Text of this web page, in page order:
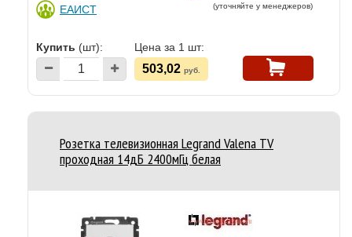
ЕАИСТ (уточняйте у менеджеров)
Купить (шт): Цена за 1 шт:
503,02 руб.
Розетка телевизионная Legrand Valena TV
проходная 14дБ 2400мГц белая